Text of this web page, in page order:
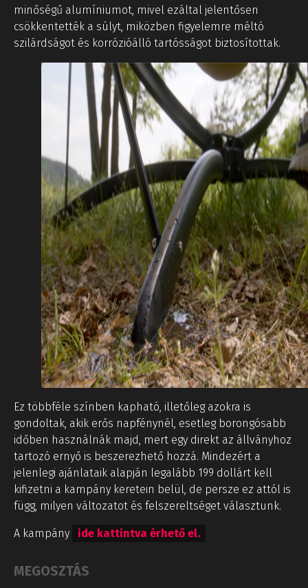
minőségű alumíniumot, mivel ezáltal jelentősen
csökkentették a súlyt, miközben figyelemre méltó
szilárdságot és korrózióálló tartósságot biztosítottak.
Ez többféle színben kapható, illetőleg azokra is
gondoltak, akik erős napfénynél, esetleg borongósabb
időben használnák majd, mert egy direkt az állványhoz
tartozó ernyő is beszerezhető hozzá. Mindezért a
jelenlegi ajánlataik alapján legalább 199 dollárt kell
kifizetni a kampány keretein belül, de persze ez attól is
függ, milyen változatot és felszereltséget választunk.
A kampány ide kattintva érhető el.
MEGOSZTÁS